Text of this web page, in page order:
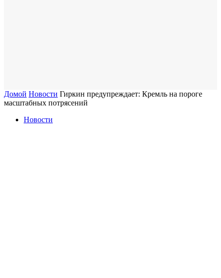
Домой Новости Гиркин предупреждает: Кремль на пороге
масштабных потрясений
Новости